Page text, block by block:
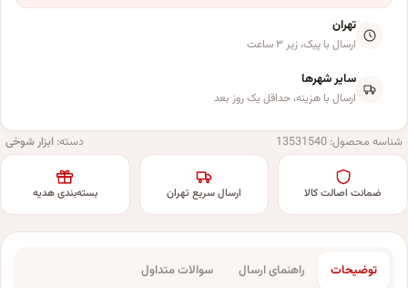
تهران
ارسال با پیک، زیر ۳ ساعت
سایر شهرها
ارسال با هزینه، حداقل یک روز بعد
شناسه محصول: 13531540 دسته: ابزار شوخی
ضمانت اصالت کالا ارسال سریع تهران بسته‌بندی هدیه
توضیحات راهنمای ارسال سوالات متداول